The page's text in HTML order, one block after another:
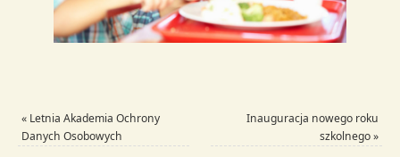
« Letnia Akademia Ochrony
Danych Osobowych
Inauguracja nowego roku
szkolnego»